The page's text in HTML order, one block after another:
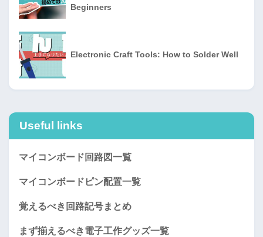
Beginners
Electronic Craft Tools: How to Solder Well
Useful links
マイコンボード回路図一覧
マイコンボードピン配置一覧
覚えるべき回路記号まとめ
まず揃えるべき電子工作グッズ一覧